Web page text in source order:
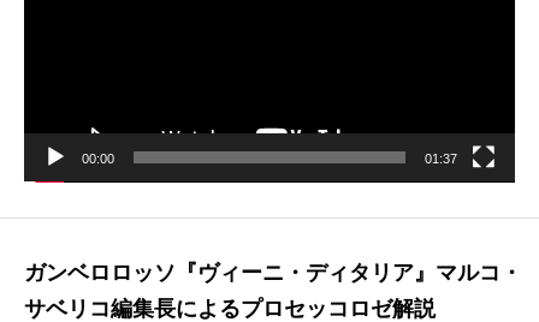
00:00 01:37
ガンベロロッソ『ヴィーニ・ディタリア』マルコ・
サベリコ編集長によるプロセッコロゼ解説